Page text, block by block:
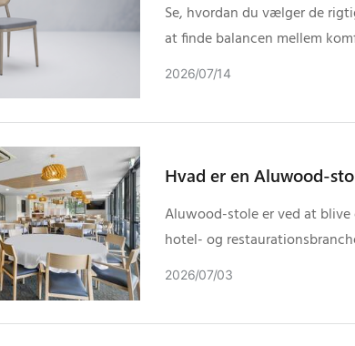
Se, hvordan du vælger de
at finde balancen mellem
investeringsafkastet.
2026 0714
Hvad er en Aluwood-
Aluwood-stole er ved at
hotel- og
2026 0703